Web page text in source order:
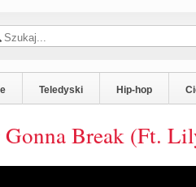
Teledyski Hip-hop
Gonna Break (Ft.